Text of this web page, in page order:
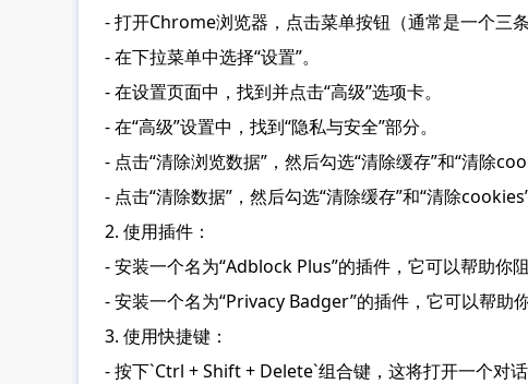
- 打开Chrome浏览器，点击菜单按钮（通常是一个三条
- 在下拉菜单中选择“设置”。
- 在设置页面中，找到并点击“高级”选项卡。
- 在“高级”设置中，找到“隐私与安全”部分。
- 点击“清除浏览数据”，然后勾选“清除缓存”和“清除
- 点击“清除数据”，然后勾选“清除缓存”和“清除cookies”
2. 使用插件：
- 安装一个名为“Adblock Plus”的插件，它可以帮助你
- 安装一个名为“Privacy Badger”的插件，它可以帮助
3. 使用快捷键：
- 按下`Ctrl + Shift + Delete`组合键，这将打开一个对